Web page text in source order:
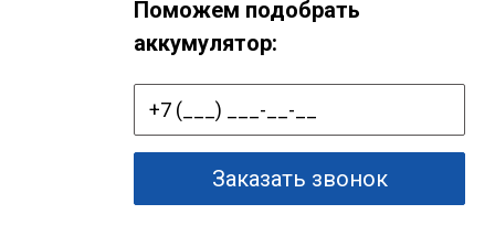
Поможем подобрать
аккумулятор:
Заказать звонок